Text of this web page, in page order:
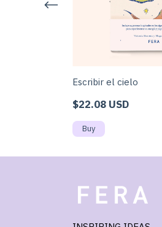
Escribir el cielo
$22.08 USD